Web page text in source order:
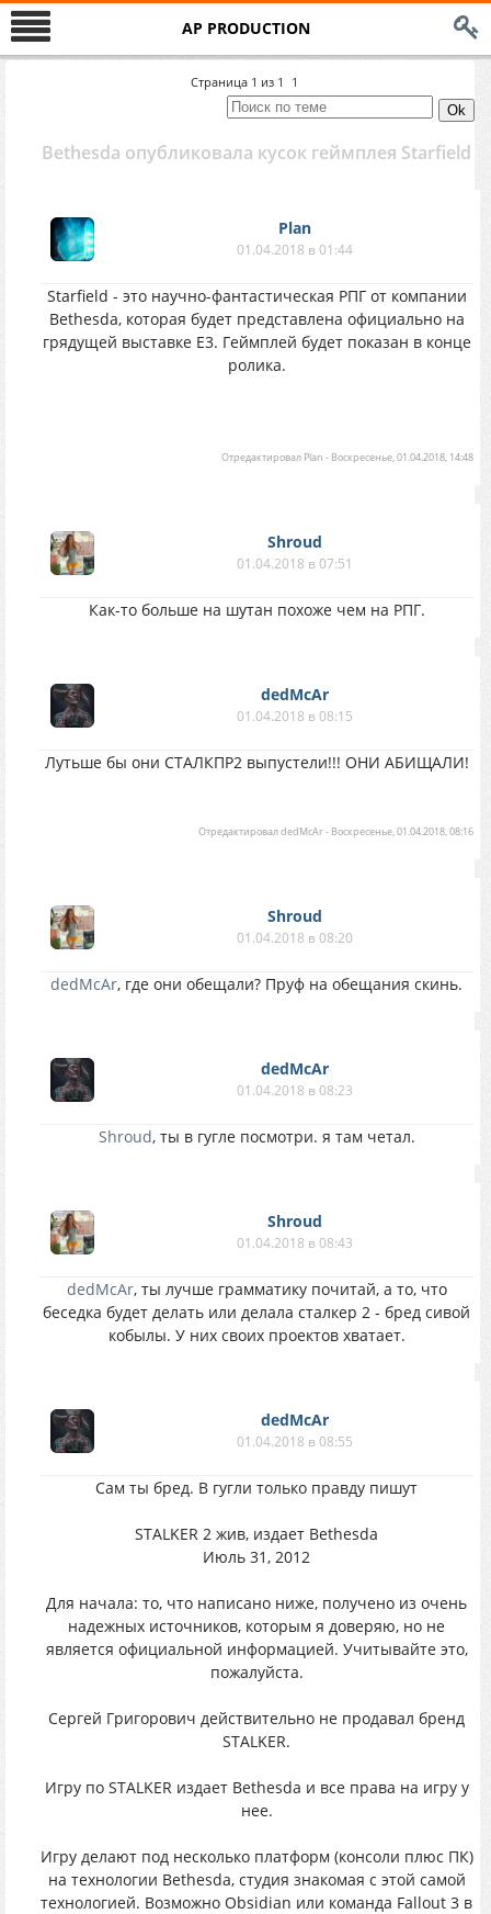
AP PRODUCTION
Страница 1 из 1 1
Bethesda опубликовала кусок геймплея Starfield
Plan
01.04.2018 в 01:44
Starfield - это научно-фантастическая РПГ от компании
Bethesda, которая будет представлена официально на
грядущей выставке Е3. Геймплей будет показан в конце
ролика.
Отредактировал Plan - Воскресенье, 01.04.2018, 14:48
Shroud
01.04.2018 в 07:51
Как-то больше на шутан похоже чем на РПГ.
dedMcAr
01.04.2018 в 08:15
Лутьше бы они СТАЛКПР2 выпустели!!! ОНИ АБИЩАЛИ!
ОтредактировалdedMcAr- Воскресенье, 01.04.2018, 08:16
Shroud
01.04.2018 в 08:20
dedMcAr, где они обещали? Пруф на обещания скинь.
dedMcAr
01.04.2018 в 08:23
Shroud, ты в гугле посмотри. я там четал.
Shroud
01.04.2018 в 08:43
dedMcAr, ты лучше грамматику почитай, а то, что
беседка будет делать или делала сталкер 2 - бред сивой
кобылы. У них своих проектов хватает.
dedMcAr
01.04.2018 в 08:55
Сам ты бред. В гугли только правду пишут
STALKER 2 жив, издает Bethesda
Июль 31, 2012
Для начала: то, что написано ниже, получено из очень
надежных источников, которым я доверяю, но не
является официальной информацией. Учитывайте это,
пожалуйста.
Сергей Григорович действительно не продавал бренд
STALKER.
Игру по STALKER издает Bethesda и все права на игру у
нее.
Игру делают под несколько платформ (консоли плюс ПК)
на технологии Bethesda, студия знакомая с этой самой
технологией. Возможно Obsidian или команда Fallout 3 в